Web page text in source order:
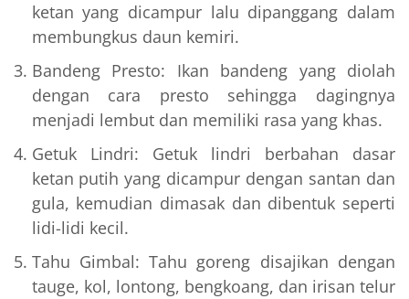
ketan yang dicampur lalu dipanggang dalam
membungkus daun kemiri.
Bandeng Presto: Ikan bandeng yang diolah
dengan cara presto sehingga dagingnya
menjadi lembut dan memiliki rasa yang khas.
Getuk Lindri: Getuk lindri berbahan dasar
ketan putih yang dicampur dengan santan dan
gula, kemudian dimasak dan dibentuk seperti
lidi-lidi kecil.
Tahu Gimbal: Tahu goreng disajikan dengan
tauge, kol, lontong, bengkoang, dan irisan telur